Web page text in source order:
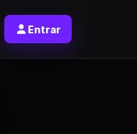
Entrar